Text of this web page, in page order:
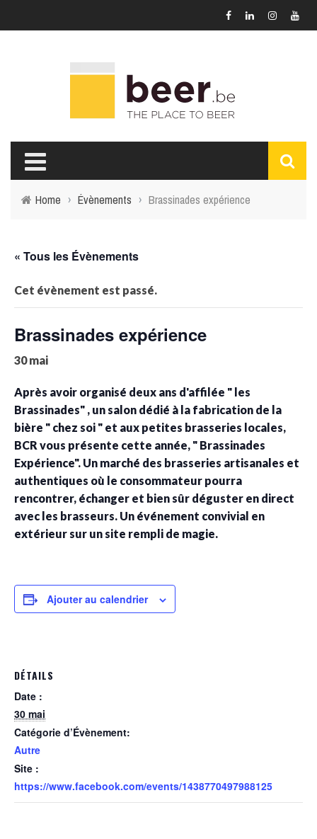
Home › Évènements › Brassinades expérience
« Tous les Évènements
Cet évènement est passé.
Brassinades expérience
30 mai
Après avoir organisé deux ans d'affilée " les
Brassinades" , un salon dédié à la fabrication de la
bière " chez soi " et aux petites brasseries locales,
BCR vous présente cette année, " Brassinades
Expérience". Un marché des brasseries artisanales et
authentiques où le consommateur pourra
rencontrer, échanger et bien sûr déguster en direct
avec les brasseurs. Un événement convivial en
extérieur sur un site rempli de magie.
Ajouter au calendrier
DÉTAILS
Date :
30 mai
Catégorie d’Évènement:
Autre
Site :
https://www.facebook.com/events/1438770497988125